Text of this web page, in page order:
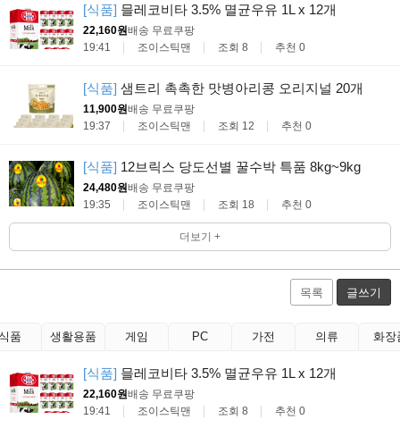
[식품] 믈레코비타 3.5% 멸균우유 1L x 12개
22,160원배송 무료쿠팡
19:41
조이스틱맨 조회 8 추천 0
[식품] 샘트리 촉촉한 맛병아리콩 오리지널 20개
11,900원배송 무료쿠팡
19:37
조이스틱맨 조회 12 추천 0
[식품] 12브릭스 당도선별 꿀수박 특품 8kg~9kg
24,480원배송 무료쿠팡
19:35
조이스틱맨 조회 18 추천 0
더보기 +
목록 글쓰기
품 생활용품 게임 PC 가전 의류 화장
[식품] 믈레코비타 3.5% 멸균우유 1L x 12개
22,160원배송 무료쿠팡
19:41
조이스틱맨 조회 8 추천 0